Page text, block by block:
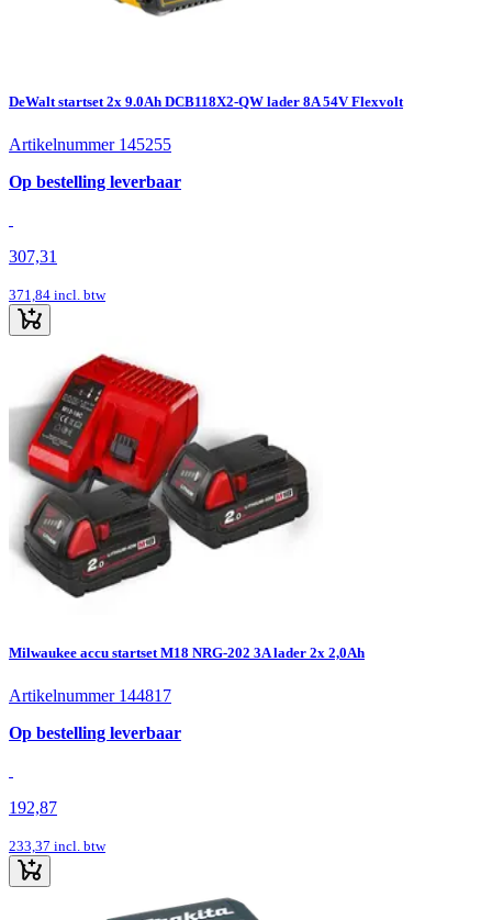
DeWalt startset 2x 9.0Ah DCB118X2-QW lader 8A 54V Flexvolt
Artikelnummer 145255
Op bestelling leverbaar
307,31
371,84 incl. btw
Milwaukee accu startset M18 NRG-202 3A lader 2x 2,0Ah
Artikelnummer 144817
Op bestelling leverbaar
192,87
233,37 incl. btw